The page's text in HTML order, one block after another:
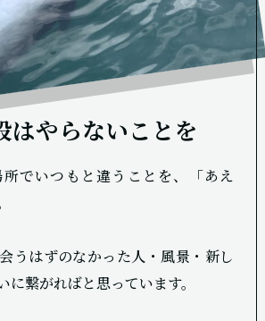
はやらないことを
でいつもと違うことを、「あえ
うはずのなかった人・風景・新し
に繋がればと思っています。